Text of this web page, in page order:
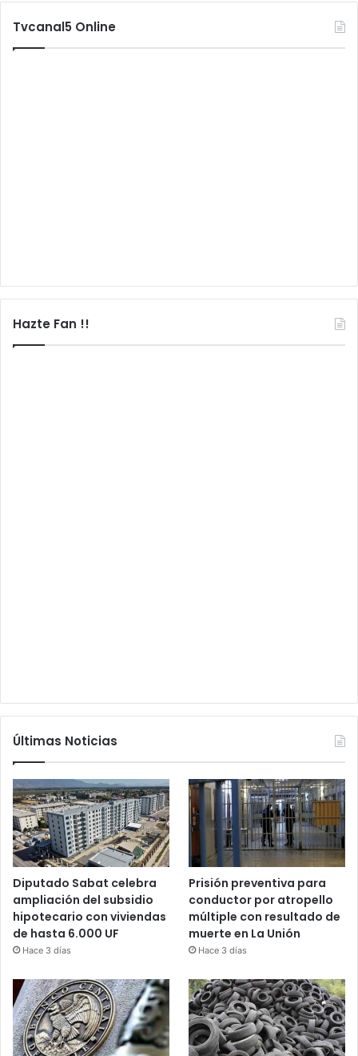
Tvcanal5 Online
Hazte Fan !!
Últimas Noticias
Diputado Sabat celebra
ampliación del subsidio
hipotecario con viviendas
de hasta 6.000 UF
Hace 3 días
Prisión preventiva para
conductor por atropello
múltiple con resultado de
muerte en La Unión
Hace 3 días